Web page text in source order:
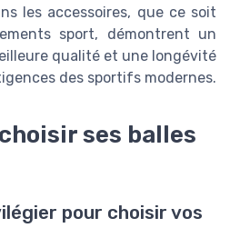
les accessoires, que ce soit
sport, démontrent un
qualité et une longévité
des sportifs modernes.
ses balles
pour choisir vos